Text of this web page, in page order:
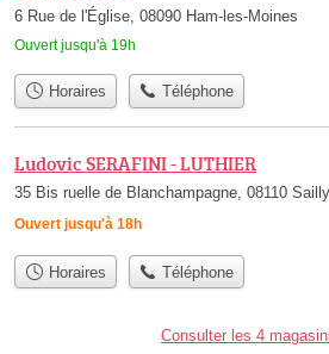
6 Rue de l'Église, 08090 Ham-les-Moines
Ouvert jusqu'à 19h
Horaires Téléphone
Ludovic SERAFINI - LUTHIER
35 Bis ruelle de Blanchampagne, 08110 Sailly
Ouvert jusqu'à 18h
Horaires Téléphone
Consulter les 4